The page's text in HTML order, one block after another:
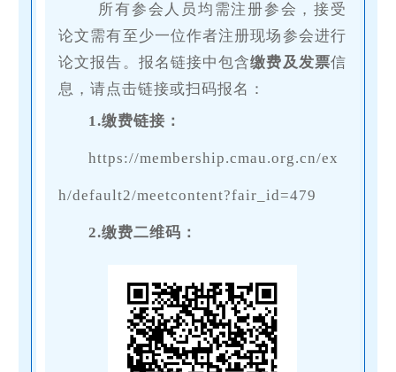
所有参会人员均需注册参会，接受
论文需有至少一位作者注册现场参会进行
论文报告。报名链接中包含缴费及发票信
息，请点击链接或扫码报名：
1.缴费链接：
https://membership.cmau.org.cn/ex
h/default2/meetcontent?fair_id=479
2.缴费二维码：